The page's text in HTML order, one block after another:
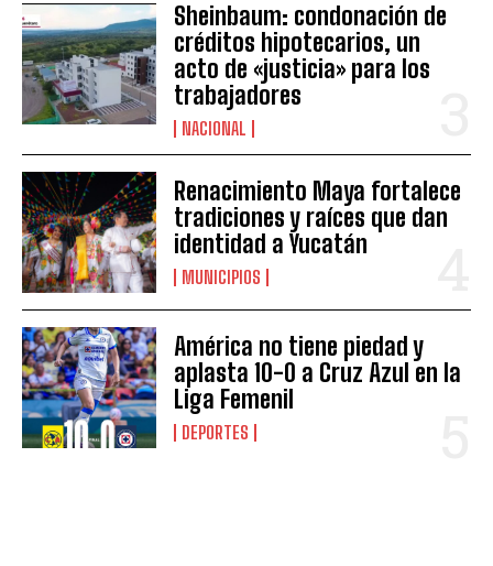
Sheinbaum: condonación de
créditos hipotecarios, un
acto de «justicia» para los
trabajadores
NACIONAL
Renacimiento Maya fortalece
tradiciones y raíces que dan
identidad a Yucatán
MUNICIPIOS
América no tiene piedad y
aplasta 10-0 a Cruz Azul en la
Liga Femenil
DEPORTES